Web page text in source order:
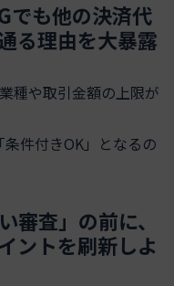
も他の決済代
る理由を大暴露
種や取引金額の上限が
件付きOK」となるの
審査」の前に、
ントを刷新しよ